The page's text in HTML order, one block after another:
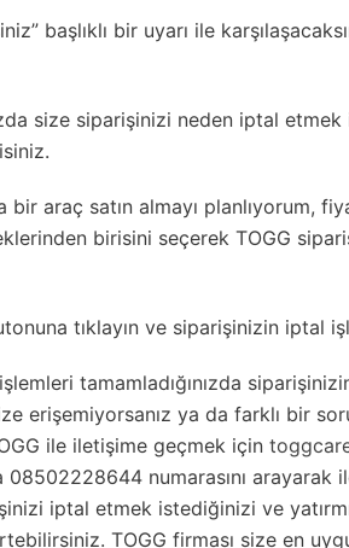
başlıklı bir uyarı ile
size siparişinizi neden iptal
araç satın almayı planlıyorum,
birisini seçerek TOGG
tıklayın ve siparişinizin iptal
tamamladığınızda
erişemiyorsanız ya da farklı bir
ile iletişime geçmek için
numarasını arayarak
iptal etmek istediğinizi ve
TOGG firması size en